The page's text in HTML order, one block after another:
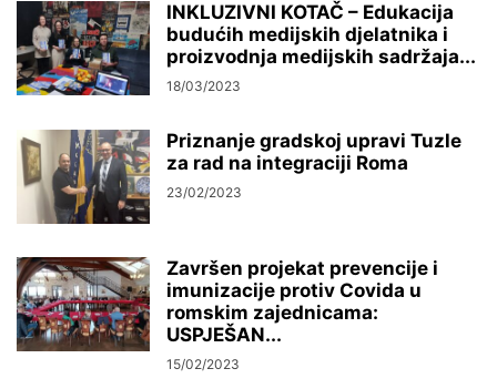
INKLUZIVNI KOTAČ – Edukacija
budućih medijskih djelatnika i
proizvodnja medijskih sadržaja...
18/03/2023
Priznanje gradskoj upravi Tuzle
za rad na integraciji Roma
23/02/2023
Završen projekat prevencije i
imunizacije protiv Covida u
romskim zajednicama:
USPJEŠAN...
15/02/2023